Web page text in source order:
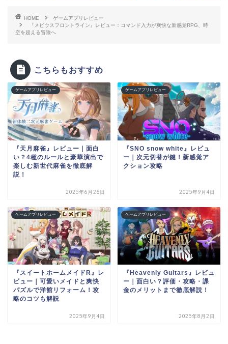
HOME
ゲームアプリレビュー
『メビウスフロントライン』レビュー：コマンド入力が爽快な新感覚RPG、時
空を超える冒険へ
こちらもおすすめ
ゲームアプリレビュー
『天月麻雀』レビュー｜面白
い？4種のルールと豪華演出で
楽しむ新世代麻雀を徹底解
説！
2025年6月26日
ゲームアプリレビュー
『SNO snow white』レビュ
ー｜次元切替が鍵！新感覚ア
クション攻略
2025年9月4日
ゲームアプリレビュー
『スイートホームメイドR』レ
ビュー｜可愛いメイドと爽快
パズルで洋館リフォーム！攻
略のコツも解説
2025年9月4日
ゲームアプリレビュー
『Heavenly Guitars』レビュ
ー｜面白い？評価・攻略・課
金のメリットまで徹底解説！
2025年8月2日